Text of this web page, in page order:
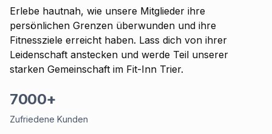
Erlebe hautnah, wie unsere Mitglieder ihre
persönlichen Grenzen überwunden und ihre
Fitnessziele erreicht haben. Lass dich von ihrer
Leidenschaft anstecken und werde Teil unserer
starken Gemeinschaft im Fit-Inn Trier.
7000+
Zufriedene Kunden